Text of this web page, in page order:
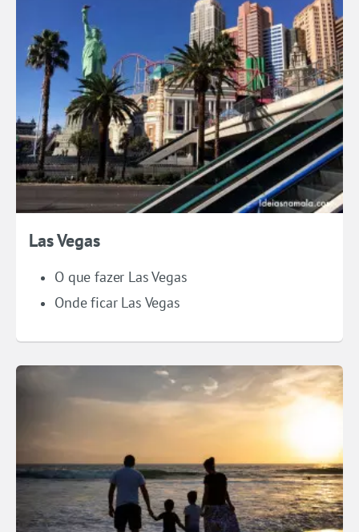
Las Vegas
O que fazer Las Vegas
Onde ficar Las Vegas